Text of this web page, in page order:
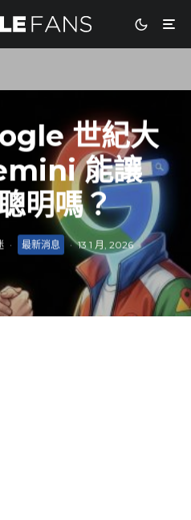
世紀大
能讓
明嗎？
· 最新消息 · 13 1 月, 2026